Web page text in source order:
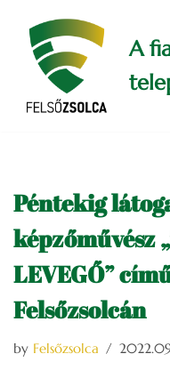
Skip
content
A
Péntekig
képzőművész
LEVEGŐ”
Felsőzsolcán
by Felsőzsolca